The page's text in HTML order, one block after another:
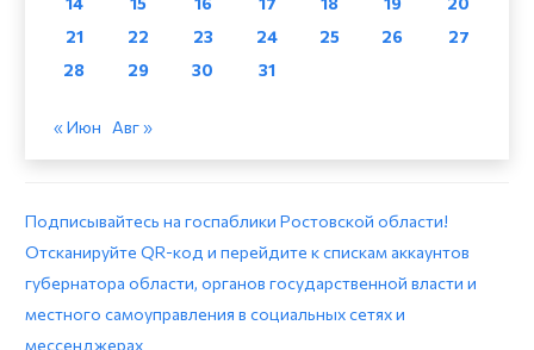
21
22 23 24 25 26
27
28
29 30 31
« Июн Авг »
Подписывайтесь на госпаблики Ростовской области!
Отсканируйте QR-код и перейдите к спискам аккаунтов
губернатора области, органов государственной власти и
местного самоуправления в социальных сетях и
мессенджерах